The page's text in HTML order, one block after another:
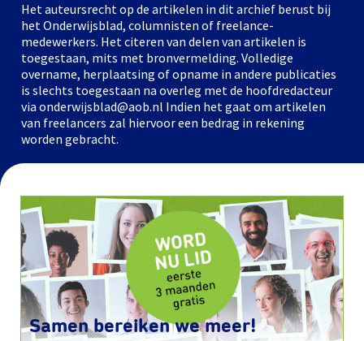
Het auteursrecht op de artikelen in dit archief berust bij
het Onderwijsblad, columnisten of freelance-
medewerkers. Het citeren van delen van artikelen is
toegestaan, mits met bronvermelding. Volledige
overname, herplaatsing of opname in andere publicaties
is slechts toegestaan na overleg met de hoofdredacteur
via onderwijsblad@aob.nl Indien het gaat om artikelen
van freelancers zal hiervoor een bedrag in rekening
worden gebracht.
Samen bereiken we meer!